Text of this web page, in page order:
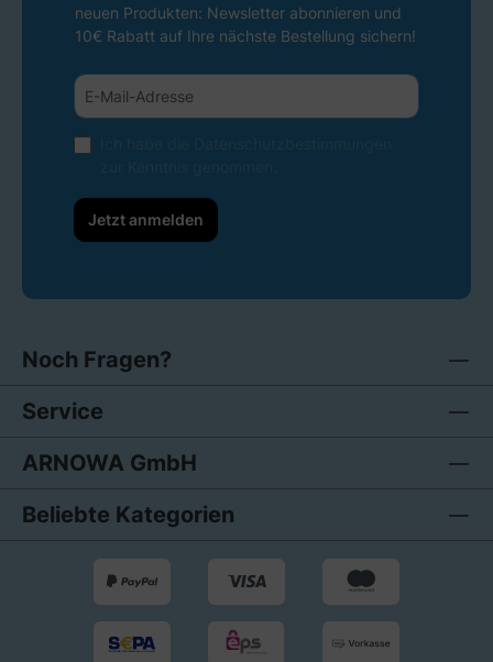
neuen Produkten: Newsletter abonnieren und
10€ Rabatt auf Ihre nächste Bestellung sichern!
Jetzt anmelden
Noch Fragen?
Service
ARNOWA GmbH
Beliebte Kategorien